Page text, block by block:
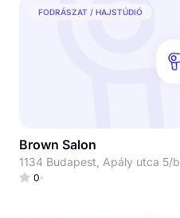
FODRÁSZAT / HAJSTÚDIÓ
Brown Salon
1134 Budapest, Apály utca 5/b
0